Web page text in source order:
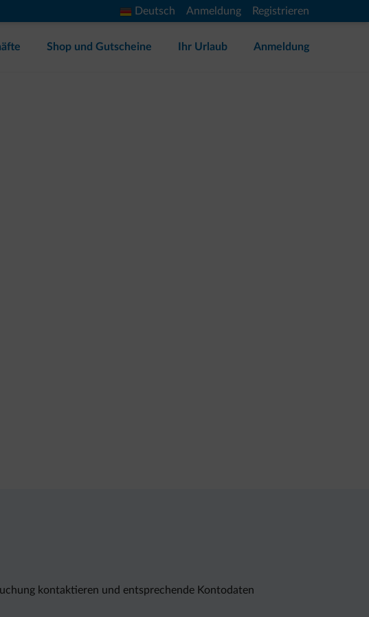
Deutsch Anmeldung Registrieren
Shop und Gutscheine Ihr Urlaub Anmeldung
kontaktieren und entsprechende Kontodaten